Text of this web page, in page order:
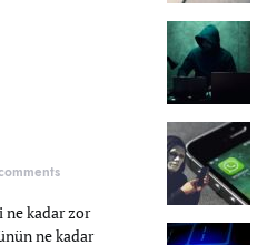
ne kadar zor
ne kadar